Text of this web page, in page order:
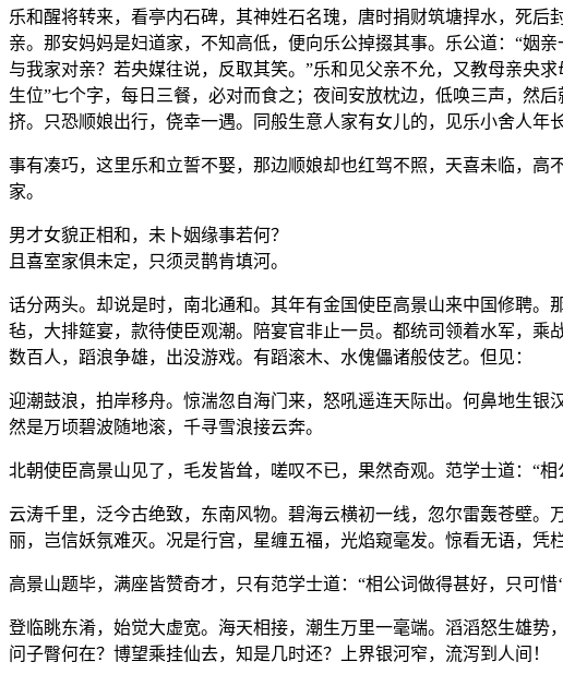
乐和醒将转来，看亭内石碑，其神姓石名瑰，唐时捐财筑塘捍水，死
亲。那安妈妈是妇道家，不知高低，便向乐公掉掇其事。乐公道：“姻
与我家对亲？若央媒往说，反取其笑。”乐和见父亲不允，又教母亲央
生位”七个字，每日三餐，必对而食之；夜间安放枕边，低唤三声，然
挤。只恐顺娘出行，侥幸一遇。同般生意人家有女儿的，见乐小舍人年
事有凑巧，这里乐和立誓不娶，那边顺娘却也红驾不照，天喜未临，
家。
男才女貌正相和，未卜姻缘事若何？
且喜室家俱未定，只须灵鹊肯填河。
话分两头。却说是时，南北通和。其年有金国使臣高景山来中国修聘
毡，大排筵宴，款待使臣观潮。陪宴官非止一员。都统司领着水军，
数百人，蹈浪争雄，出没游戏。有蹈滚木、水傀儡诸般伎艺。但见：
迎潮鼓浪，拍岸移舟。惊湍忽自海门来，怒吼遥连天际出。何鼻地生
然是万顷碧波随地滚，千寻雪浪接云奔。
北朝使臣高景山见了，毛发皆耸，嗟叹不已，果然奇观。范学士道：“
云涛千里，泛今古绝致，东南风物。碧海云横初一线，忽尔雷轰苍壁
丽，岂信妖氛难灭。况是行宫，星缠五福，光焰窥毫发。惊看无语，凭
高景山题毕，满座皆赞奇才，只有范学士道：“相公词做得甚好，只可
登临眺东淆，始觉大虚宽。海天相接，潮生万里一毫端。滔滔怒生雄
问子臀何在？博望乘挂仙去，知是几时还？上界银河窄，流泻到人间！